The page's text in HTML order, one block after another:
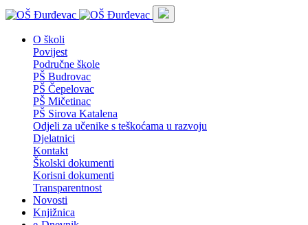
O školi
Povijest
Područne škole
PŠ Budrovac
PŠ Čepelovac
PŠ Mičetinac
PŠ Sirova Katalena
Odjeli za učenike s teškoćama u razvoju
Djelatnici
Kontakt
Školski dokumenti
Korisni dokumenti
Transparentnost
Novosti
Knjižnica